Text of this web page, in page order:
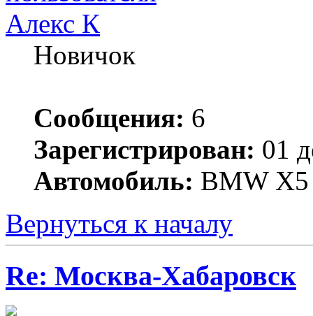
Алекс К
Новичок
Сообщения: 6
Зарегистрирован: 01
Автомобиль: BMW X5
Вернуться к началу
Re: Москва-Хабаровск